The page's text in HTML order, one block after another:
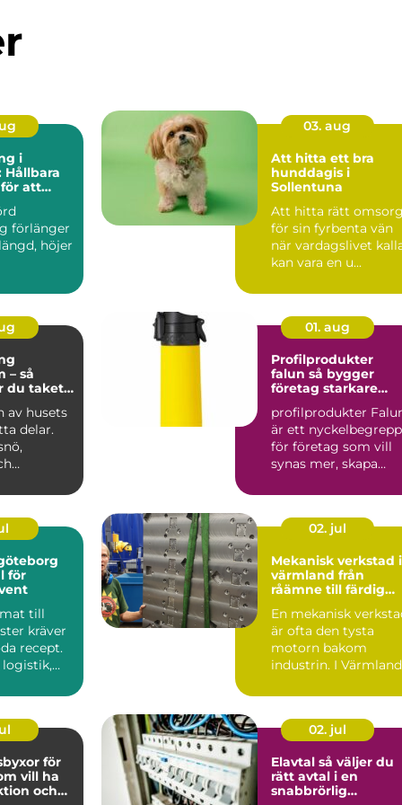
i
Hållbara
att
förlänger
höjer
03. aug
Att hitta ett bra
hunddagis i
Sollentuna
Att hitta rätt
för sin fyrbenta vän
när vardagslivet
kan vara en u...
– så
du taket
av husets
delar.
01. aug
Profilprodukter
falun så bygger
företag starkare
genomtänkta
giveaways
profilprodukter
är ett nyckelbegrepp
för företag som vill
synas mer, skapa
för
till
kräver
recept.
logistik,
02. jul
Mekanisk verkstad i
värmland från
råämne till färdig
En mekanisk
är ofta den tysta
motorn bakom
industrin. I
tradition ...
för
vill ha
och
02. jul
Elavtal så väljer du
rätt avtal i en
snabbrörlig